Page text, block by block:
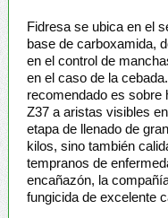
Fidresa se ubica en el
base de carboxamida,
en el control de
en el caso de la
recomendado es sobre
Z37 a aristas visibles
etapa de llenado de
kilos, sino también
tempranos de
encañazón, la
fungicida de excelente